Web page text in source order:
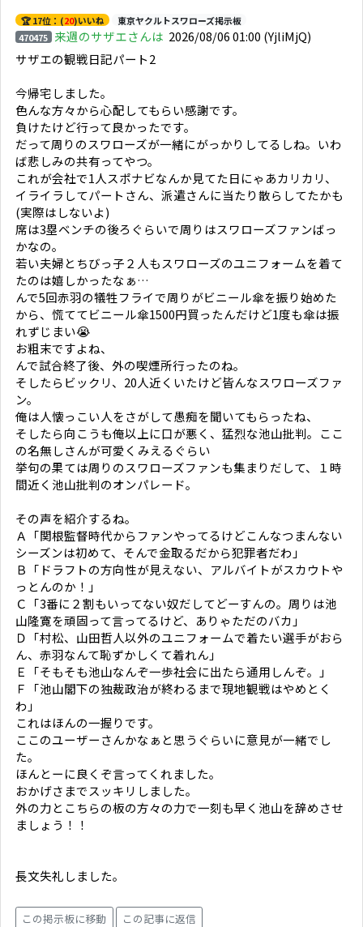
🏆 17位：(20)いいね
東京ヤクルトスワローズ掲示板
470475 来週のサザエさんは 2026/08/06 01:00 (YjliMjQ)
サザエの観戦日記パート2
今帰宅しました。
色んな方々から心配してもらい感謝です。
負けたけど行って良かったです。
だって周りのスワローズが一緒にがっかりしてるしね。いわ
ば悲しみの共有ってやつ。
これが会社で1人スポナビなんか見てた日にゃあカリカリ、
イライラしてパートさん、派遣さんに当たり散らしてたかも
(実際はしないよ)
席は3塁ベンチの後ろぐらいで周りはスワローズファンばっ
かなの。
若い夫婦とちびっ子２人もスワローズのユニフォームを着て
たのは嬉しかったなぁ…
んで5回赤羽の犠牲フライで周りがビニール傘を振り始めた
から、慌ててビニール傘1500円買ったんだけど1度も傘は振
れずじまい😭
お粗末ですよね、
んで試合終了後、外の喫煙所行ったのね。
そしたらビックリ、20人近くいたけど皆んなスワローズファ
ン。
俺は人懐っこい人をさがして愚痴を聞いてもらったね、
そしたら向こうも俺以上に口が悪く、猛烈な池山批判。ここ
の名無しさんが可愛くみえるぐらい
挙句の果ては周りのスワローズファンも集まりだして、１時
間近く池山批判のオンパレード。
その声を紹介するね。
Ａ「関根監督時代からファンやってるけどこんなつまんない
シーズンは初めて、そんで金取るだから犯罪者だわ」
Ｂ「ドラフトの方向性が見えない、アルバイトがスカウトや
っとんのか！」
Ｃ「3番に２割もいってない奴だしてどーすんの。周りは池
山隆寛を頑固って言ってるけど、ありゃただのバカ」
Ｄ「村松、山田哲人以外のユニフォームで着たい選手がおら
ん、赤羽なんて恥ずかしくて着れん」
Ｅ「そもそも池山なんぞ一歩社会に出たら通用しんぞ。」
Ｆ「池山閣下の独裁政治が終わるまで現地観戦はやめとく
わ」
これはほんの一握りです。
ここのユーザーさんかなぁと思うぐらいに意見が一緒でし
た。
ほんとーに良くぞ言ってくれました。
おかげさまでスッキリしました。
外の力とこちらの板の方々の力で一刻も早く池山を辞めさせ
ましょう！！
長文失礼しました。
この掲示板に移動 この記事に返信